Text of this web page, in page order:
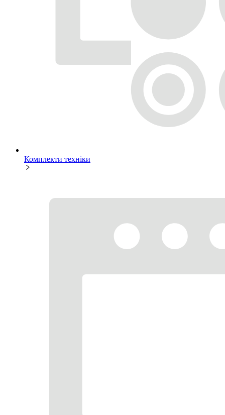
Комплекти техніки